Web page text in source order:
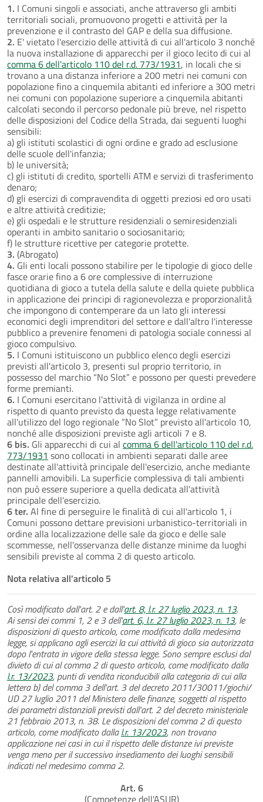
1. I Comuni singoli e associati, anche attraverso gli ambiti
territoriali sociali, promuovono progetti e attività per la
prevenzione e il contrasto del GAP e della sua diffusione.
2. E' vietato l'esercizio delle attività di cui all'articolo 3 nonché
la nuova installazione di apparecchi per il gioco lecito di cui al
comma 6 dell'articolo 110 del r.d. 773/1931, in locali che si
trovano a una distanza inferiore a 200 metri nei comuni con
popolazione fino a cinquemila abitanti ed inferiore a 300 metri
nei comuni con popolazione superiore a cinquemila abitanti
calcolati secondo il percorso pedonale più breve, nel rispetto
delle disposizioni del Codice della Strada, dai seguenti luoghi
sensibili:
a) gli istituti scolastici di ogni ordine e grado ad esclusione
delle scuole dell'infanzia;
b) le università;
c) gli istituti di credito, sportelli ATM e servizi di trasferimento
denaro;
d) gli esercizi di compravendita di oggetti preziosi ed oro usati
e altre attività creditizie;
e) gli ospedali e le strutture residenziali o semiresidenziali
operanti in ambito sanitario o sociosanitario;
f) le strutture ricettive per categorie protette.
3. (Abrogato)
4. Gli enti locali possono stabilire per le tipologie di gioco delle
fasce orarie fino a 6 ore complessive di interruzione
quotidiana di gioco a tutela della salute e della quiete pubblica
in applicazione dei principi di ragionevolezza e proporzionalità
che impongono di contemperare da un lato gli interessi
economici degli imprenditori del settore e dall'altro l'interesse
pubblico a prevenire fenomeni di patologia sociale connessi al
gioco compulsivo.
5. I Comuni istituiscono un pubblico elenco degli esercizi
previsti all'articolo 3, presenti sul proprio territorio, in
possesso del marchio “No Slot” e possono per questi prevedere
forme premianti.
6. I Comuni esercitano l’attività di vigilanza in ordine al
rispetto di quanto previsto da questa legge relativamente
all’utilizzo del logo regionale “No Slot” previsto all'articolo 10,
nonché alle disposizioni previste agli articoli 7 e 8.
6 bis. Gli apparecchi di cui al comma 6 dell'articolo 110 del r.d.
773/1931 sono collocati in ambienti separati dalle aree
destinate all'attività principale dell'esercizio, anche mediante
pannelli amovibili. La superficie complessiva di tali ambienti
non può essere superiore a quella dedicata all'attività
principale dell'esercizio.
6 ter. Al fine di perseguire le finalità di cui all'articolo 1, i
Comuni possono dettare previsioni urbanistico-territoriali in
ordine alla localizzazione delle sale da gioco e delle sale
scommesse, nell'osservanza delle distanze minime da luoghi
sensibili previste al comma 2 di questo articolo.
Nota relativa all'articolo 5
Così modificato dall'art. 2 e dall'art. 8, l.r. 27 luglio 2023, n. 13.
Ai sensi dei commi 1, 2 e 3 dell'art. 6, l.r. 27 luglio 2023, n. 13, le
disposizioni di questo articolo, come modificato dalla medesima
legge, si applicano agli esercizi la cui attività di gioco sia autorizzata
dopo l'entrata in vigore della stessa legge. Sono sempre esclusi dal
divieto di cui al comma 2 di questo articolo, come modificato dalla
l.r. 13/2023, punti di vendita riconducibili alla categoria di cui alla
lettera b) del comma 3 dell'art. 3 del decreto 2011/30011/giochi/
UD 27 luglio 2011 del Ministero delle finanze, soggetti al rispetto
dei parametri distanziali previsti dall'art. 2 del decreto ministeriale
21 febbraio 2013, n. 38. Le disposizioni del comma 2 di questo
articolo, come modificato dallal.r. 13/2023, non trovano
applicazione nei casi in cui il rispetto delle distanze ivi previste
venga meno per il successivo insediamento dei luoghi sensibili
indicati nel medesimo comma 2.
Art. 6
(Competenze dell'ASUR)